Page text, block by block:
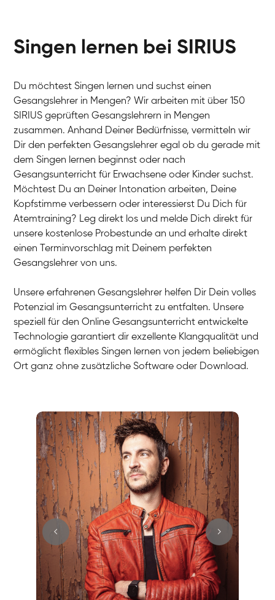
Singen lernen bei SIRIUS
Du möchtest Singen lernen und suchst einen
Gesangslehrer in Mengen? Wir arbeiten mit über 150
SIRIUS geprüften Gesangslehrern in Mengen
zusammen. Anhand Deiner Bedürfnisse, vermitteln wir
Dir den perfekten Gesangslehrer egal ob du gerade mit
dem Singen lernen beginnst oder nach
Gesangsunterricht für Erwachsene oder Kinder suchst.
Möchtest Du an Deiner Intonation arbeiten, Deine
Kopfstimme verbessern oder interessierst Du Dich für
Atemtraining? Leg direkt los und melde Dich direkt für
unsere kostenlose Probestunde an und erhalte direkt
einen Terminvorschlag mit Deinem perfekten
Gesangslehrer von uns.
Unsere erfahrenen Gesangslehrer helfen Dir Dein volles
Potenzial im Gesangsunterricht zu entfalten. Unsere
speziell für den Online Gesangsunterricht entwickelte
Technologie garantiert dir exzellente Klangqualität und
ermöglicht flexibles Singen lernen von jedem beliebigen
Ort ganz ohne zusätzliche Software oder Download.
Stefan
Gesang / Vocal